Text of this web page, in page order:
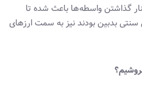
گذاشتن واسطه‌ها باعث شده تا
بدبین بودند نیز به سمت ارزهای